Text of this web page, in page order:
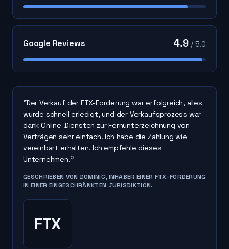
Google Reviews 4.9 / 5.0
"Der Verkauf der FTX-Forderung war erfolgreich, alles
wurde schnell erledigt, und der Verkaufsprozess war
dank Online-Diensten zur Fernunterzeichnung von
Verträgen sehr einfach. Ich habe die Zahlung wie
vereinbart erhalten. Ich empfehle dieses
Unternehmen."
GESCHRIEBEN VON DOMINIC, INHABER EINER FTX-FORDERUNG
IN EINER EINGESCHRÄNKTEN JURISDIKTION.
FTX